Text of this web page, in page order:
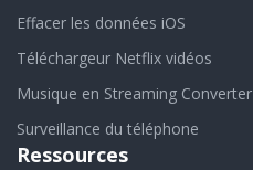
Effacer les données iOS
Téléchargeur Netflix vidéos
Musique en Streaming Converter
Surveillance du téléphone
Ressources